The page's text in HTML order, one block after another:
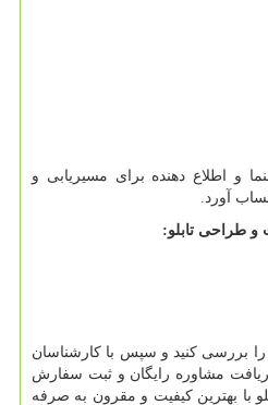
و اطلاع دهنده برای مسیریابی و
آورد.
و طراحی تابلو:
را بررسی کنید و سپس با کارشناسان
مشاوره رایگان و ثبت سفارش
با بهترین کیفیت و مقرون به صرفه